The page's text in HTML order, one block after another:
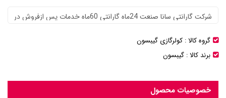
گروه کالا : کولرگازی گیبسون
برند کالا : گیبسون
خصوصیات محصول